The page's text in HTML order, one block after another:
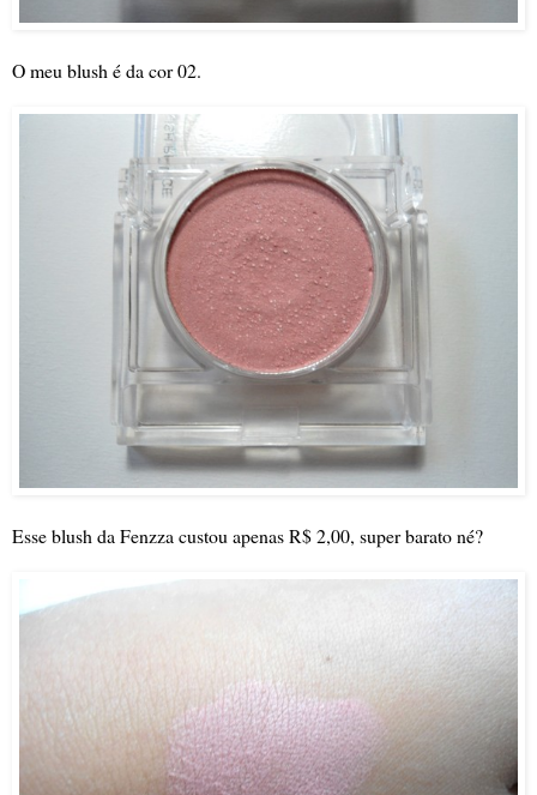
O meu blush é da cor 02.
Esse blush da Fenzza custou apenas R$ 2,00, super barato né?